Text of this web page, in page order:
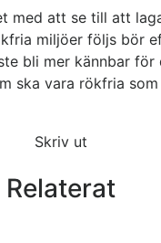
med att se till att
miljöer följs bör
bli mer kännbar för
ska vara rökfria
Skriv ut
Relaterat